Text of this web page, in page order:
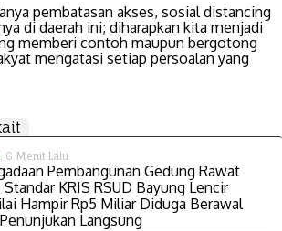
pembatasan akses, sosial distancing
di daerah ini; diharapkan kita menjadi
memberi contoh maupun bergotong
mengatasi setiap persoalan yang
, 6 Menit Lalu
Pembangunan Gedung Rawat
Standar KRIS RSUD Bayung Lencir
Hampir Rp5 Miliar Diduga Berawal
Langsung